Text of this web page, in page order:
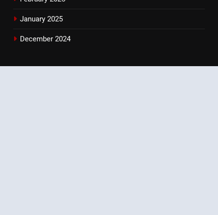
January 2025
December 2024